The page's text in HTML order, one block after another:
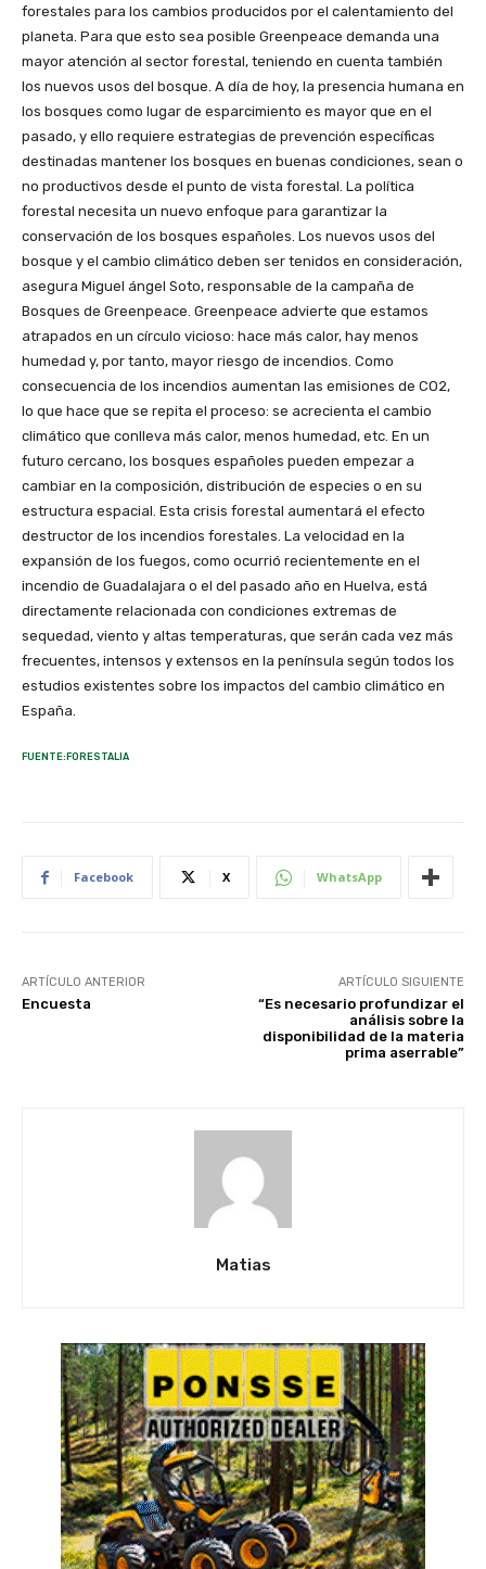
forestales para los cambios producidos por el calentamiento del
planeta. Para que esto sea posible Greenpeace demanda una
mayor atención al sector forestal, teniendo en cuenta también
los nuevos usos del bosque. A día de hoy, la presencia humana en
los bosques como lugar de esparcimiento es mayor que en el
pasado, y ello requiere estrategias de prevención específicas
destinadas mantener los bosques en buenas condiciones, sean o
no productivos desde el punto de vista forestal. La política
forestal necesita un nuevo enfoque para garantizar la
conservación de los bosques españoles. Los nuevos usos del
bosque y el cambio climático deben ser tenidos en consideración,
asegura Miguel ángel Soto, responsable de la campaña de
Bosques de Greenpeace. Greenpeace advierte que estamos
atrapados en un círculo vicioso: hace más calor, hay menos
humedad y, por tanto, mayor riesgo de incendios. Como
consecuencia de los incendios aumentan las emisiones de CO2,
lo que hace que se repita el proceso: se acrecienta el cambio
climático que conlleva más calor, menos humedad, etc. En un
futuro cercano, los bosques españoles pueden empezar a
cambiar en la composición, distribución de especies o en su
estructura espacial. Esta crisis forestal aumentará el efecto
destructor de los incendios forestales. La velocidad en la
expansión de los fuegos, como ocurrió recientemente en el
incendio de Guadalajara o el del pasado año en Huelva, está
directamente relacionada con condiciones extremas de
sequedad, viento y altas temperaturas, que serán cada vez más
frecuentes, intensos y extensos en la península según todos los
estudios existentes sobre los impactos del cambio climático en
España.
FUENTE:FORESTALIA
Facebook X WhatsApp
ARTÍCULO ANTERIOR
Encuesta
ARTÍCULO SIGUIENTE
“Es necesario profundizar el
análisis sobre la
disponibilidad de la materia
prima aserrable”
Matias